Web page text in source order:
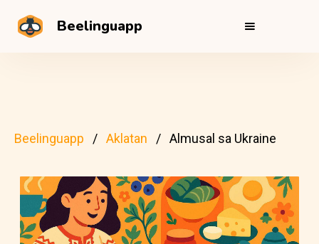
Beelinguapp
Beelinguapp Aklatan Almusal sa Ukraine